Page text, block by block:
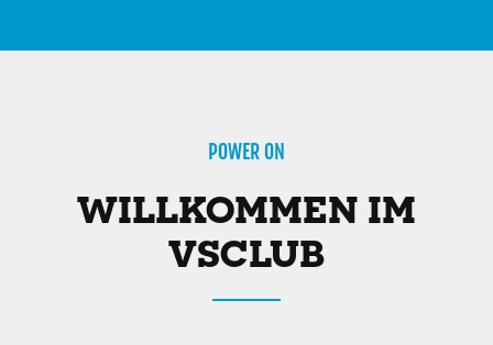
POWER ON
WILLKOMMEN IM
VSCLUB